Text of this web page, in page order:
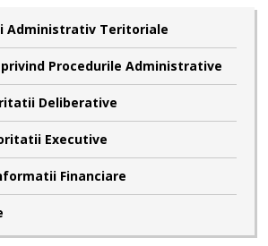
Administrativ Teritoriale
Procedurile Administrative
Deliberative
Executive
Financiare